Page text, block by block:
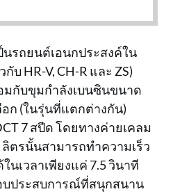
นรถยนต์เอนกประสงค์ใน
บ HR-V, CH-R และ ZS)
มกับขุมกำลังเบนซินขนาด
อก (ในรุ่นที่แตกต่างกัน)
7 สปีด โดยทางค่ายเคลม
ลิตรนั้นสามารถทำความเร็ว
นเวลาเพียงแค่ 7.5 วินาที
บประสบการณ์ที่สนุกสนาน